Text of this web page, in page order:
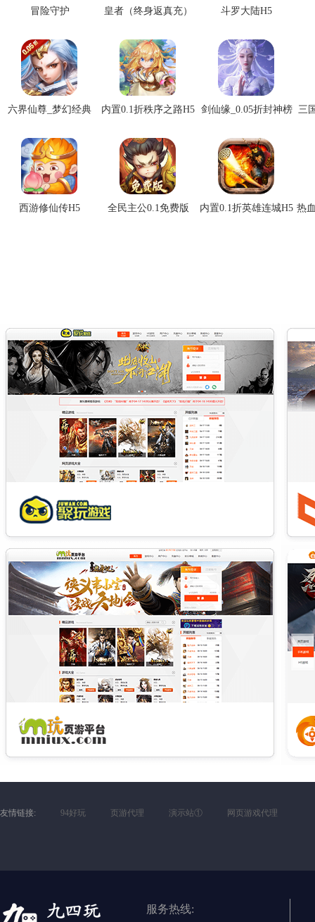
冒险守护 皇者（终身返真充） 斗罗大陆H5
六界仙尊_梦幻经典
内置0.1折秩序之路H5 剑仙缘_0.05折封神榜 三
西游修仙传H5 全民主公0.1免费版 内置0.1折英雄连城H5 热
仙迹_0.1折无字真经 仙迹_挂机福利0.1折扣 太阁立志2_0.1折免费
修
友情链接: 94好玩 页游代理 演示站① 网页游戏代理
服务热线: